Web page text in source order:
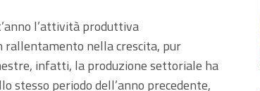
l’attività produttiva
rallentamento nella crescita, pur
infatti, la produzione settoriale ha
stesso periodo dell’anno precedente,